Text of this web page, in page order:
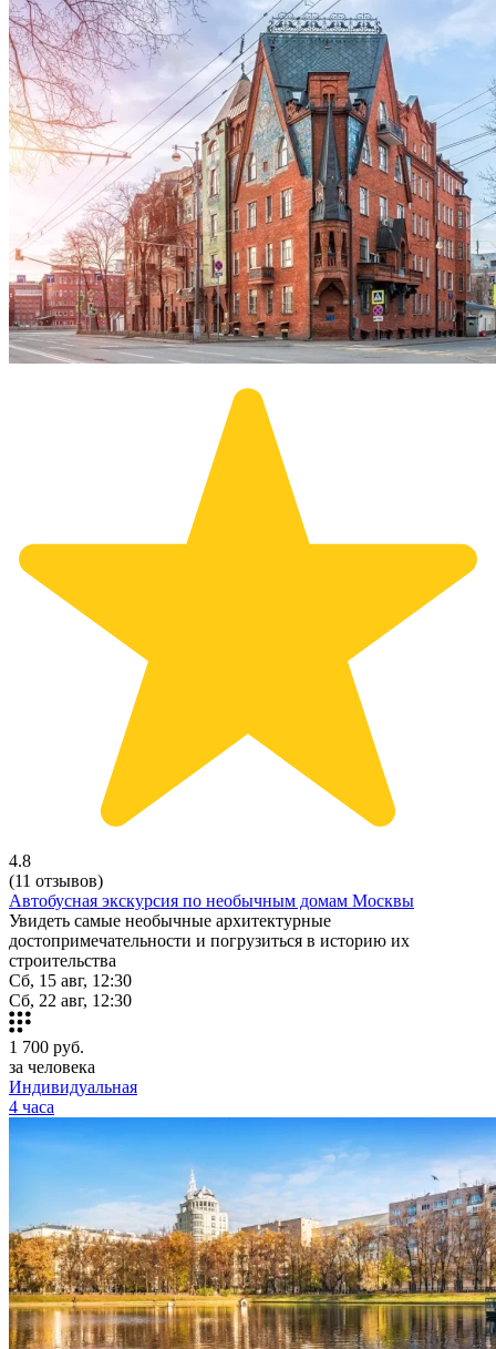
4.8
(11 отзывов)
Автобусная экскурсия по необычным домам Москвы
Увидеть самые необычные архитектурные
достопримечательности и погрузиться в историю их
строительства
Сб, 15 авг, 12:30
Сб, 22 авг, 12:30
1 700 руб.
за человека
Индивидуальная
4 часа